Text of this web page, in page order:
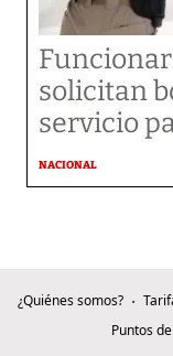
solicitan
servicio
NACIONAL
¿Quiénes somos?
Puntos